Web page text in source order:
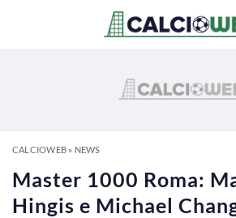
CALCIOWEB» NEWS
Master 1000 Roma:
Hingis e Michael